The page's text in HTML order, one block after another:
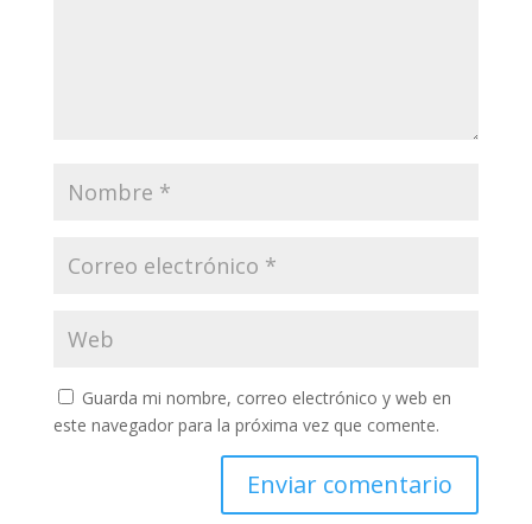
Guarda mi nombre, correo electrónico y web en
este navegador para la próxima vez que comente.